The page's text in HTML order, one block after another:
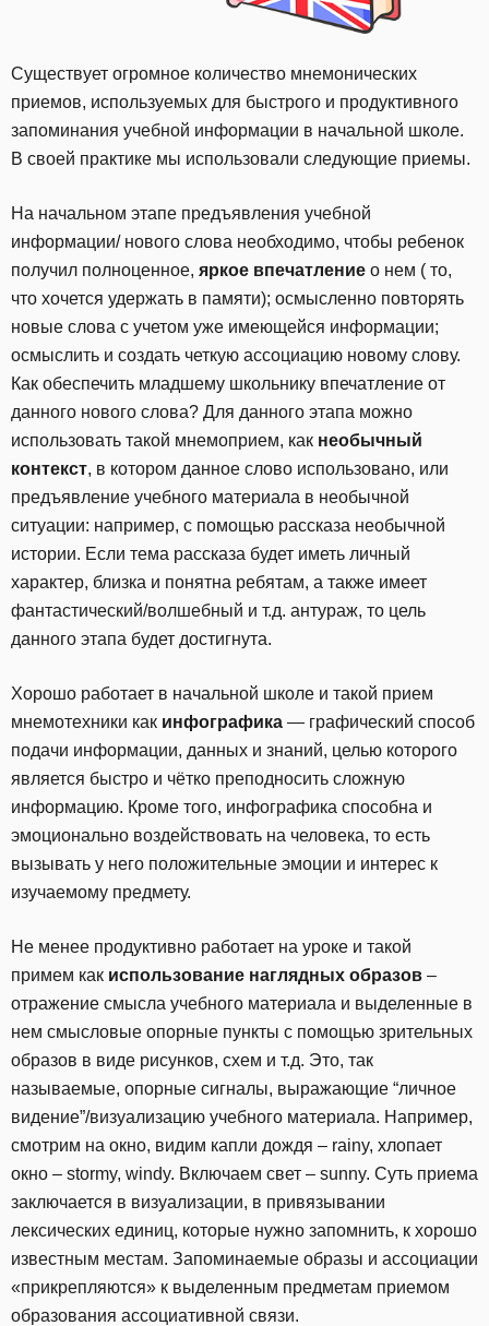
Существует огромное количество мнемонических
приемов, используемых для быстрого и продуктивного
запоминания учебной информации в начальной школе.
В своей практике мы использовали следующие приемы.
На начальном этапе предъявления учебной
информации/ нового слова необходимо, чтобы ребенок
получил полноценное, яркое впечатление о нем ( то,
что хочется удержать в памяти); осмысленно повторять
новые слова с учетом уже имеющейся информации;
осмыслить и создать четкую ассоциацию новому слову.
Как обеспечить младшему школьнику впечатление от
данного нового слова? Для данного этапа можно
использовать такой мнемоприем, как необычный
контекст, в котором данное слово использовано, или
предъявление учебного материала в необычной
ситуации: например, с помощью рассказа необычной
истории. Если тема рассказа будет иметь личный
характер, близка и понятна ребятам, а также имеет
фантастический/волшебный и т.д. антураж, то цель
данного этапа будет достигнута.
Хорошо работает в начальной школе и такой прием
мнемотехники как инфографика — графический способ
подачи информации, данных и знаний, целью которого
является быстро и чётко преподносить сложную
информацию. Кроме того, инфографика способна и
эмоционально воздействовать на человека, то есть
вызывать у него положительные эмоции и интерес к
изучаемому предмету.
Не менее продуктивно работает на уроке и такой
примем как использование наглядных образов –
отражение смысла учебного материала и выделенные в
нем смысловые опорные пункты с помощью зрительных
образов в виде рисунков, схем и т.д. Это, так
называемые, опорные сигналы, выражающие “личное
видение”/визуализацию учебного материала. Например,
смотрим на окно, видим капли дождя – rainy, хлопает
окно – stormy, windy. Включаем свет – sunny. Суть приема
заключается в визуализации, в привязывании
лексических единиц, которые нужно запомнить, к хорошо
известным местам. Запоминаемые образы и ассоциации
«прикрепляются» к выделенным предметам приемом
образования ассоциативной связи.